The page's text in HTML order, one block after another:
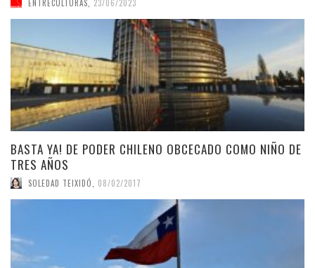
ENTRECULTURAS 23/06/2023
BASTA YA! DE PODER CHILENO OBCECADO COMO NIÑO DE
TRES AÑOS
SOLEDAD TEIXIDÓ 08/02/2017